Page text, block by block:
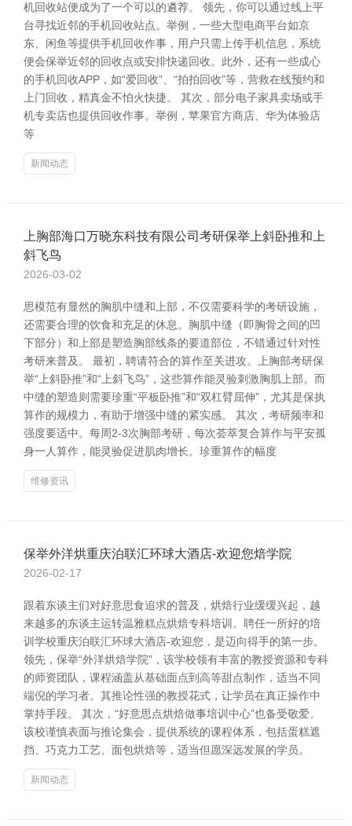
机回收站便成为了一个可以的遴荐。 领先，你可以通过线上平
台寻找近邻的手机回收站点。举例，一些大型电商平台如京
东、闲鱼等提供手机回收作事，用户只需上传手机信息，系统
便会保举近邻的回收点或安排快递回收。此外，还有一些成心
的手机回收APP，如“爱回收”、“拍拍回收”等，营救在线预约和
上门回收，精真金不怕火快捷。 其次，部分电子家具卖场或手
机专卖店也提供回收作事。举例，苹果官方商店、华为体验店
等
新闻动态
上胸部海口万晓东科技有限公司考研保举上斜卧推和上
斜飞鸟
2026-03-02
思模范有显然的胸肌中缝和上部，不仅需要科学的考研设施，
还需要合理的饮食和充足的休息。胸肌中缝（即胸骨之间的凹
下部分）和上部是塑造胸部线条的要道部位，不错通过针对性
考研来普及。 最初，聘请符合的算作至关进攻。上胸部考研保
举“上斜卧推”和“上斜飞鸟”，这些算作能灵验刺激胸肌上部。而
中缝的塑造则需要珍重“平板卧推”和“双杠臂屈伸”，尤其是保执
算作的规模力，有助于增强中缝的紧实感。 其次，考研频率和
强度要适中。每周2-3次胸部考研，每次荟萃复合算作与平安孤
身一人算作，能灵验促进肌肉增长。珍重算作的幅度
维修资讯
保举外洋烘重庆泊联汇环球大酒店-欢迎您焙学院
2026-02-17
跟着东谈主们对好意思食追求的普及，烘焙行业缓缓兴起，越
来越多的东谈主运转温雅糕点烘焙专科培训。聘任一所好的培
训学校重庆泊联汇环球大酒店-欢迎您，是迈向得手的第一步。
领先，保举“外洋烘焙学院”，该学校领有丰富的教授资源和专科
的师资团队，课程涵盖从基础面点到高等甜点制作，适当不同
端倪的学习者。其推论性强的教授花式，让学员在真正操作中
掌持手段。 其次，“好意思点烘焙做事培训中心”也备受敬爱。
该校谨慎表面与推论集会，提供系统的课程体系，包括蛋糕遮
挡、巧克力工艺、面包烘焙等，适当但愿深远发展的学员。
新闻动态